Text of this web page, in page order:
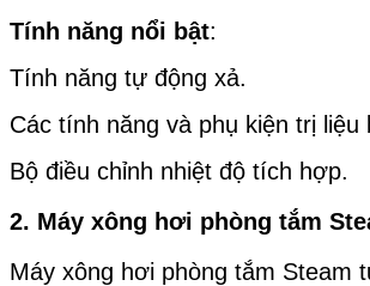
Tính năng nổi bật:
Tính năng tự động xả.
Các tính năng và phụ kiện trị liệu
Bộ điều chỉnh nhiệt độ tích hợp.
2. Máy xông hơi phòng tắm
Máy xông hơi phòng tắm Steam